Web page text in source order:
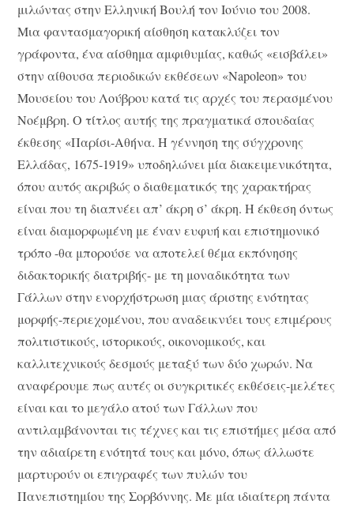
μιλώντας στην Ελληνική Βουλή τον Ιούνιο του 2008.
Μια φαντασμαγορική αίσθηση κατακλύζει τον
γράφοντα, ένα αίσθημα αμφιθυμίας, καθώς «εισβάλει»
στην αίθουσα περιοδικών εκθέσεων «Napoleon» του
Μουσείου του Λούβρου κατά τις αρχές του περασμένου
Νοέμβρη. Ο τίτλος αυτής της πραγματικά σπουδαίας
έκθεσης «Παρίσι-Αθήνα. Η γέννηση της σύγχρονης
Ελλάδας, 1675-1919» υποδηλώνει μία διακειμενικότητα,
όπου αυτός ακριβώς ο διαθεματικός της χαρακτήρας
είναι που τη διαπνέει απ’ άκρη σ’ άκρη. Η έκθεση όντως
είναι διαμορφωμένη με έναν ευφυή και επιστημονικό
τρόπο -θα μπορούσε να αποτελεί θέμα εκπόνησης
διδακτορικής διατριβής- με τη μοναδικότητα των
Γάλλων στην ενορχήστρωση μιας άριστης ενότητας
μορφής-περιεχομένου, που αναδεικνύει τους επιμέρους
πολιτιστικούς, ιστορικούς, οικονομικούς, και
καλλιτεχνικούς δεσμούς μεταξύ των δύο χωρών. Να
αναφέρουμε πως αυτές οι συγκριτικές εκθέσεις-μελέτες
είναι και το μεγάλο ατού των Γάλλων που
αντιλαμβάνονται τις τέχνες και τις επιστήμες μέσα από
την αδιαίρετη ενότητά τους και μόνο, όπως άλλωστε
μαρτυρούν οι επιγραφές των πυλών του
Πανεπιστημίου της Σορβόννης. Με μία ιδιαίτερη πάντα